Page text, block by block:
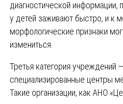
диагностической информации,
у детей заживают быстро, и к
морфологические признаки
измениться.
Третья категория учреждений
специализированные центры
Такие организации, как АНО